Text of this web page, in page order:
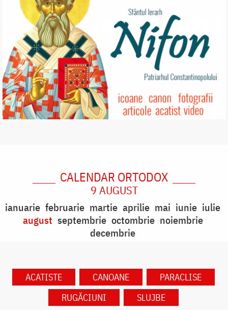
CALENDAR ORTODOX
9 AUGUST
ianuarie februarie martie aprilie mai iunie iulie
august septembrie octombrie noiembrie
decembrie
ACATISTE CANOANE
PARACLISE
RUGĂCIUNI
SLUJBE